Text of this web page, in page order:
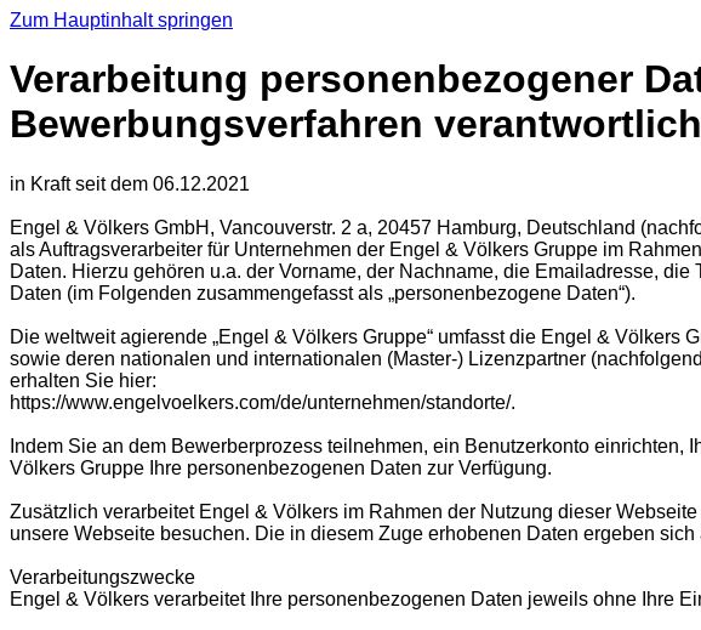
Zum Hauptinhalt springen
Verarbeitung personenbezogener
Bewerbungsverfahren
in Kraft seit dem 06.12.2021
Engel & Völkers GmbH, Vancouverstr. 2 a, 20457 Hamburg, Deutschland
als Auftragsverarbeiter für Unternehmen der Engel & Völkers Gruppe im
Daten. Hierzu gehören u.a. der Vorname, der Nachname, die Emailadresse,
Daten (im Folgenden zusammengefasst als „personenbezogene Daten“).
Die weltweit agierende „Engel & Völkers Gruppe“ umfasst die Engel &
sowie deren nationalen und internationalen (Master-) Lizenzpartner
erhalten Sie hier:
https://www.engelvoelkers.com/de/unternehmen/standorte/.
Indem Sie an dem Bewerberprozess teilnehmen, ein Benutzerkonto
Völkers Gruppe Ihre personenbezogenen Daten zur Verfügung.
Zusätzlich verarbeitet Engel & Völkers im Rahmen der Nutzung dieser
unsere Webseite besuchen. Die in diesem Zuge erhobenen Daten ergeben
Verarbeitungszwecke
Engel & Völkers verarbeitet Ihre personenbezogenen Daten jeweils ohne Ihre